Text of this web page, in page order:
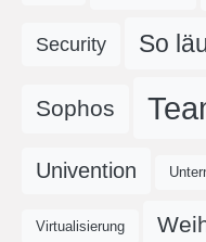
Security So
Sophos
Univention
Virtualisierung